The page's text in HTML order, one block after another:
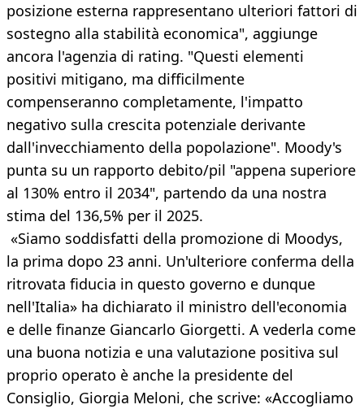
posizione esterna rappresentano ulteriori fattori di
sostegno alla stabilità economica", aggiunge
ancora l'agenzia di rating. "Questi elementi
positivi mitigano, ma difficilmente
compenseranno completamente, l'impatto
negativo sulla crescita potenziale derivante
dall'invecchiamento della popolazione". Moody's
punta su un rapporto debito/pil "appena superiore
al 130% entro il 2034", partendo da una nostra
stima del 136,5% per il 2025.
«Siamo soddisfatti della promozione di Moodys,
la prima dopo 23 anni. Un'ulteriore conferma della
ritrovata fiducia in questo governo e dunque
nell'Italia» ha dichiarato il ministro dell'economia
e delle finanze Giancarlo Giorgetti. A vederla come
una buona notizia e una valutazione positiva sul
proprio operato è anche la presidente del
Consiglio, Giorgia Meloni, che scrive: «Accogliamo